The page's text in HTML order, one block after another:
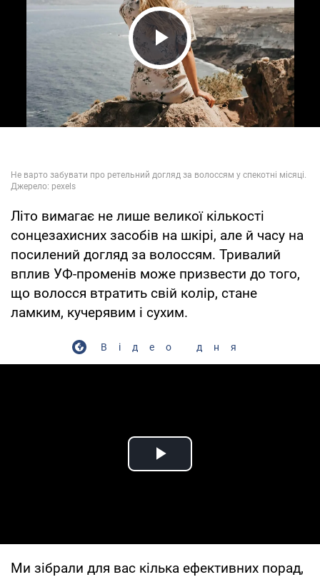
Play Video
Літо вимагає не лише великої кількості
сонцезахисних засобів на шкірі, але й часу на
посилений догляд за волоссям. Тривалий
вплив УФ-променів може призвести до того,
що волосся втратить свій колір, стане
ламким, кучерявим і сухим.
Відео дня
Play Video
Ми зібрали для вас кілька ефективних порад,